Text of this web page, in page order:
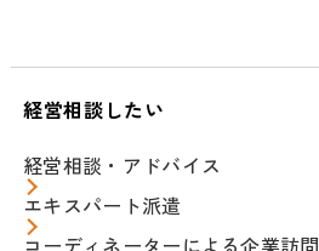
経営相談したい
経営相談・アドバイス
エキスパート派遣